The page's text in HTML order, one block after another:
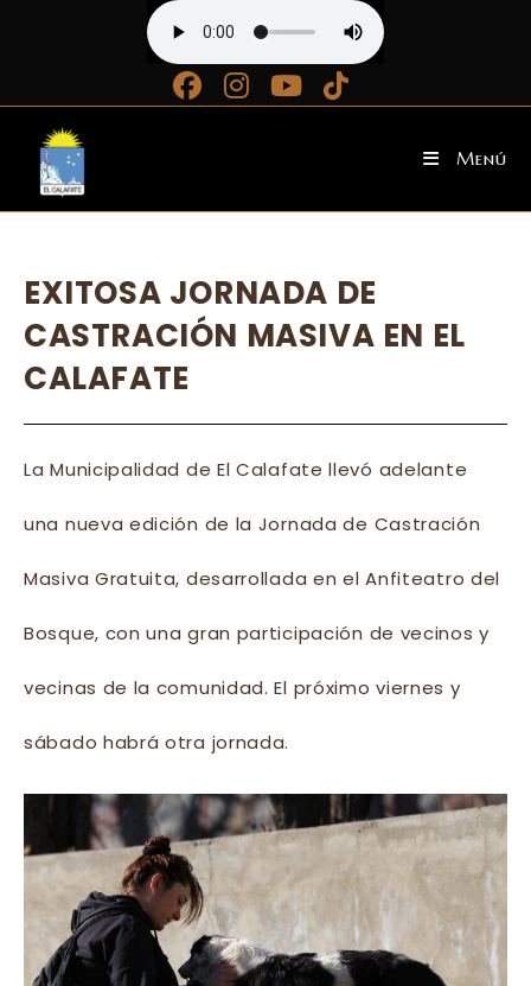
contenido
Menú
EXITOSA JORNADA DE
CASTRACIÓN MASIVA EN EL
CALAFATE
La Municipalidad de El Calafate llevó adelante
una nueva edición de la Jornada de Castración
Masiva Gratuita, desarrollada en el Anfiteatro del
Bosque, con una gran participación de vecinos y
vecinas de la comunidad. El próximo viernes y
sábado habrá otra jornada.